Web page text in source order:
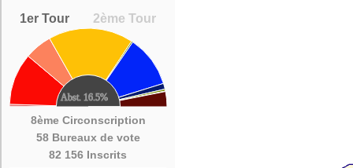
1er Tour 2ème Tour
8ème Circonscription
58 Bureaux de vote
82 156 Inscrits